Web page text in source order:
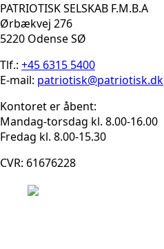
PATRIOTISK SELSKAB F.M.B.A
Ørbækvej 276
5220 Odense SØ
Tlf.: +45 6315 5400
E-mail: patriotisk@patriotisk.dk
Kontoret er åbent:
Mandag-torsdag kl. 8.00-16.00
Fredag kl. 8.00-15.30
CVR: 61676228